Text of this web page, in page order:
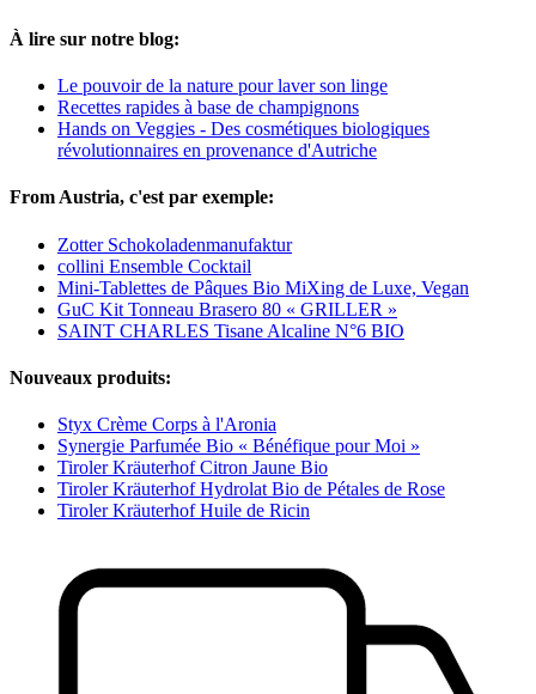
À lire sur notre blog:
Le pouvoir de la nature pour laver son linge
Recettes rapides à base de champignons
Hands on Veggies - Des cosmétiques biologiques
révolutionnaires en provenance d'Autriche
From Austria, c'est par exemple:
Zotter Schokoladenmanufaktur
collini Ensemble Cocktail
Mini-Tablettes de Pâques Bio MiXing de Luxe, Vegan
GuC Kit Tonneau Brasero 80 « GRILLER »
SAINT CHARLES Tisane Alcaline N°6 BIO
Nouveaux produits:
Styx Crème Corps à l'Aronia
Synergie Parfumée Bio « Bénéfique pour Moi »
Tiroler Kräuterhof Citron Jaune Bio
Tiroler Kräuterhof Hydrolat Bio de Pétales de Rose
Tiroler Kräuterhof Huile de Ricin